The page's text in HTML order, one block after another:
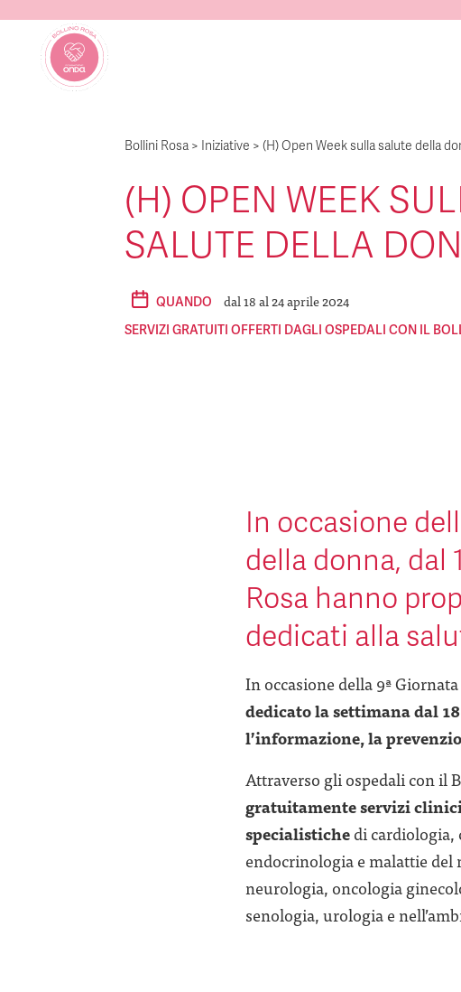
Bollini Rosa > Iniziative > (H) Open Week sulla salute della
(H) OPEN WEEK
SALUTE DELLA
QUANDO dal 18 al 24 aprile 2024
SERVIZI GRATUITI OFFERTI DAGLI OSPEDALI CON IL
In occasione
della donna, dal
Rosa hanno
dedicati alla
In occasione della 9ª
dedicato la settimana dal
l’informazione, la
Attraverso gli ospedali con il
gratuitamente servizi
specialistichedi
endocrinologia e malattie
neurologia, oncologia
senologia, urologia e